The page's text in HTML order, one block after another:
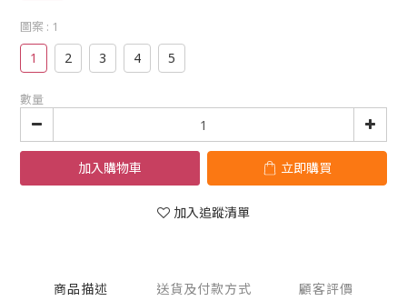
圖案 : 1
1 2 3 4 5
數量
加入購物車 立即購買
加入追蹤清單
商品描述 送貨及付款方式 顧客評價